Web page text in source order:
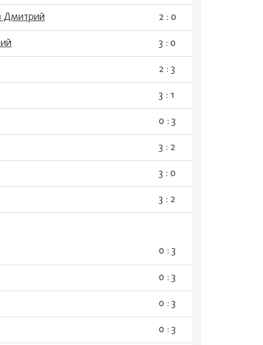
Дмитрий
2 : 0
3 : 0
2 : 3
3 : 1
0 : 3
3 : 2
3 : 0
3 : 2
0 : 3
0 : 3
0 : 3
0 : 3